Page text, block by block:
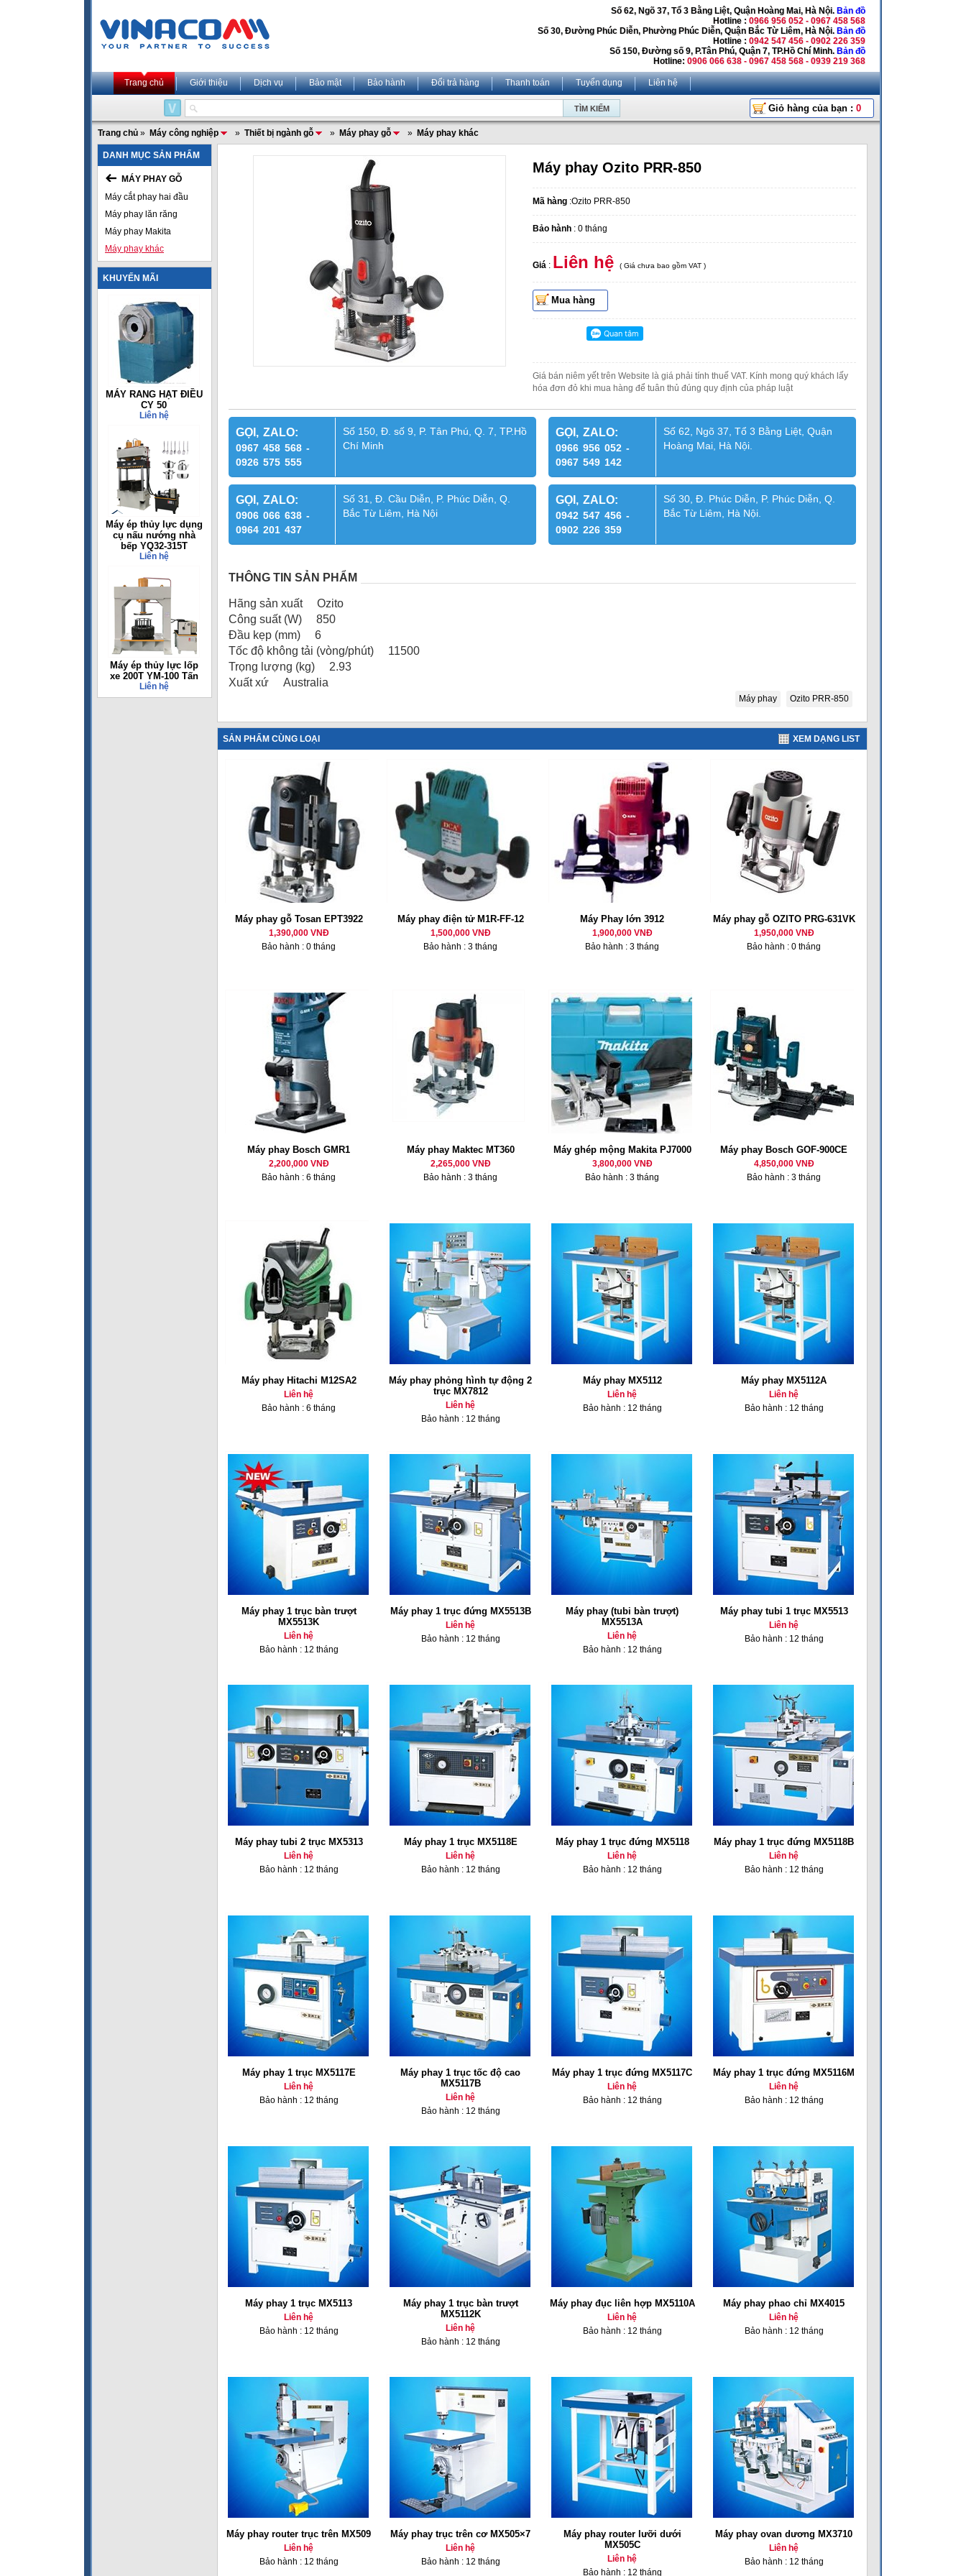
Số 62, Ngõ 37, Tổ 3 Bằng Liệt, Quận Hoàng Mai, Hà Nội. Bản đồ
Hotline : 0966 956 052 - 0967 458 568
Số 30, Đường Phúc Diễn, Phường Phúc Diễn, Quận Bắc Từ Liêm, Hà Nội. Bản đồ
Hotline : 0942 547 456 - 0902 226 359
Số 150, Đường số 9, P.Tân Phú, Quận 7, TP.Hồ Chí Minh. Bản đồ
Hotline: 0906 066 638 - 0967 458 568 - 0939 219 368
Trang chủ Giới thiệu Dịch vụ Bảo mật Bảo hành Đổi trả hàng Thanh toán Tuyển dụng Liên hệ
Giỏ hàng của bạn : 0
Trang chủ » Máy công nghiệp » Thiết bị ngành gỗ » Máy phay gỗ » Máy phay khác
DANH MỤC SẢN PHẨM
MÁY PHAY GỖ
Máy cắt phay hai đầu
Máy phay lăn răng
Máy phay Makita
Máy phay khác
KHUYẾN MÃI
MÁY RANG HẠT ĐIỀU
CY 50
Liên hệ
Máy ép thủy lực dụng
cụ nấu nướng nhà
bếp YQ32-315T
Liên hệ
Máy ép thủy lực lốp
xe 200T YM-100 Tấn
Liên hệ
Máy phay Ozito PRR-850
Mã hàng :Ozito PRR-850
Bảo hành : 0 tháng
Giá : Liên hệ ( Giá chưa bao gồm VAT )
Mua hàng
Giá bán niêm yết trên Website là giá phải tính thuế VAT. Kính mong quý khách lấy
hóa đơn đỏ khi mua hàng để tuân thủ đúng quy định của pháp luật
GỌI, ZALO:
0967 458 568 -
0926 575 555
Số 150, Đ. số 9, P. Tân Phú, Q. 7, TP.Hồ
Chí Minh
GỌI, ZALO:
0966 956 052 -
0967 549 142
Số 62, Ngõ 37, Tổ 3 Bằng Liệt, Quận
Hoàng Mai, Hà Nội.
GỌI, ZALO:
0906 066 638 -
0964 201 437
Số 31, Đ. Cầu Diễn, P. Phúc Diễn, Q.
Bắc Từ Liêm, Hà Nội
GỌI, ZALO:
0942 547 456 -
0902 226 359
Số 30, Đ. Phúc Diễn, P. Phúc Diễn, Q.
Bắc Từ Liêm, Hà Nội.
THÔNG TIN SẢN PHẨM
Hãng sản xuất Ozito
Công suất (W) 850
Đầu kẹp (mm) 6
Tốc độ không tải (vòng/phút) 11500
Trọng lượng (kg) 2.93
Xuất xứ Australia
Máy phay Ozito PRR-850
SẢN PHẨM CÙNG LOẠI XEM DẠNG LIST
Máy phay gỗ Tosan EPT3922
1,390,000 VNĐ
Bảo hành : 0 tháng
Máy phay điện tử M1R-FF-12
1,500,000 VNĐ
Bảo hành : 3 tháng
Máy Phay lớn 3912
1,900,000 VNĐ
Bảo hành : 3 tháng
Máy phay gỗ OZITO PRG-631VK
1,950,000 VNĐ
Bảo hành : 0 tháng
Máy phay Bosch GMR1
2,200,000 VNĐ
Bảo hành : 6 tháng
Máy phay Maktec MT360
2,265,000 VNĐ
Bảo hành : 3 tháng
Máy ghép mộng Makita PJ7000
3,800,000 VNĐ
Bảo hành : 3 tháng
Máy phay Bosch GOF-900CE
4,850,000 VNĐ
Bảo hành : 3 tháng
Máy phay Hitachi M12SA2
Liên hệ
Bảo hành : 6 tháng
Máy phay phỏng hình tự động 2
trục MX7812
Liên hệ
Bảo hành : 12 tháng
Máy phay MX5112
Liên hệ
Bảo hành : 12 tháng
Máy phay MX5112A
Liên hệ
Bảo hành : 12 tháng
Máy phay 1 trục bàn trượt
MX5513K
Liên hệ
Bảo hành : 12 tháng
Máy phay 1 trục đứng MX5513B
Liên hệ
Bảo hành : 12 tháng
Máy phay (tubi bàn trượt)
MX5513A
Liên hệ
Bảo hành : 12 tháng
Máy phay tubi 1 trục MX5513
Liên hệ
Bảo hành : 12 tháng
Máy phay tubi 2 trục MX5313
Liên hệ
Bảo hành : 12 tháng
Máy phay 1 trục MX5118E
Liên hệ
Bảo hành : 12 tháng
Máy phay 1 trục đứng MX5118
Liên hệ
Bảo hành : 12 tháng
Máy phay 1 trục đứng MX5118B
Liên hệ
Bảo hành : 12 tháng
Máy phay 1 trục MX5117E
Liên hệ
Bảo hành : 12 tháng
Máy phay 1 trục tốc độ cao
MX5117B
Liên hệ
Bảo hành : 12 tháng
Máy phay 1 trục đứng MX5117C
Liên hệ
Bảo hành : 12 tháng
Máy phay 1 trục đứng MX5116M
Liên hệ
Bảo hành : 12 tháng
Máy phay 1 trục MX5113
Liên hệ
Bảo hành : 12 tháng
Máy phay 1 trục bàn trượt
MX5112K
Liên hệ
Bảo hành : 12 tháng
Máy phay đục liên hợp MX5110A
Liên hệ
Bảo hành : 12 tháng
Máy phay phao chỉ MX4015
Liên hệ
Bảo hành : 12 tháng
Máy phay router trục trên MX509
Liên hệ
Bảo hành : 12 tháng
Máy phay trục trên cơ MX505×7
Liên hệ
Bảo hành : 12 tháng
Máy phay router lưỡi dưới
MX505C
Liên hệ
Bảo hành : 12 tháng
Máy phay ovan dương MX3710
Liên hệ
Bảo hành : 12 tháng